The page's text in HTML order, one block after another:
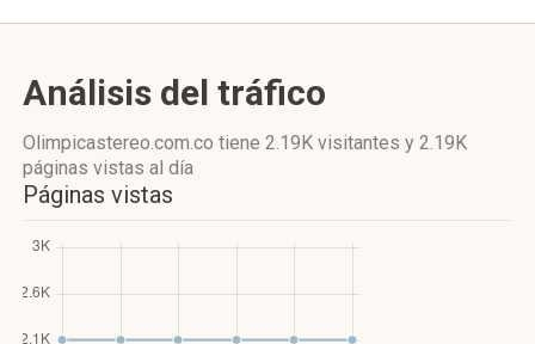
Análisis del tráfico
Olimpicastereo.com.co tiene 2.19K visitantes y 2.19K
páginas vistas al día
Páginas vistas